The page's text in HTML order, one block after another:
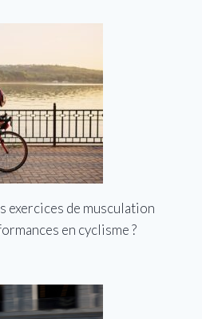
exercices de musculation
en cyclisme ?